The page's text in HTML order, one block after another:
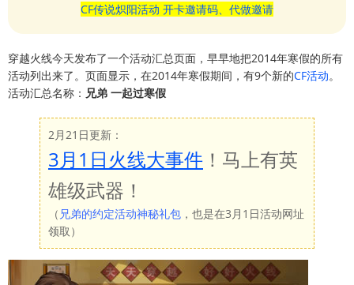
CF传说炽阳活动 开卡邀请码、代做邀请
穿越火线今天发布了一个活动汇总页面，早早地把2014年寒假的所有
活动列出来了。页面显示，在2014年寒假期间，有9个新的CF活动。
活动汇总名称： 兄弟 一起过寒假
2月21日更新：
3月1日火线大事件 ！马上有英
雄级武器！
（ 兄弟的约定活动神秘礼包 ，也是在3月1日活动网址
领取）